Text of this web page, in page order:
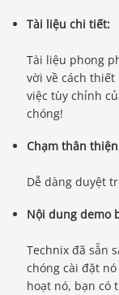
Tài liệu chi tiết:
Tài liệu phong
vời về cách
việc tùy chỉnh
chóng!
Chạm thân
Dễ dàng duyệt
Nội dung demo
Technix đã sẵn
chóng cài đặt nó
hoạt nó, bạn có